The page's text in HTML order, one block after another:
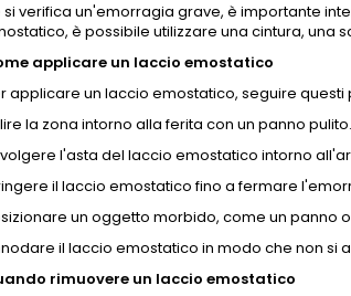
si verifica un'emorragia grave, è importante
è possibile utilizzare una cintura,
applicare un laccio emostatico
applicare un laccio emostatico, seguire questi
la zona intorno alla ferita con un panno pulito.
l'asta del laccio emostatico intorno
il laccio emostatico fino a fermare
un oggetto morbido, come un panno
il laccio emostatico in modo che non si
rimuovere un laccio emostatico